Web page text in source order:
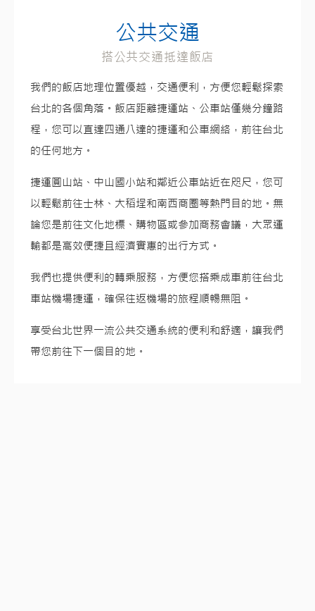
公共交通
搭公共交通抵達飯店
我們的飯店地理位置優越，交通便利，方便您輕鬆探索
台北的各個角落。飯店距離捷運站、公車站僅幾分鐘路
程，您可以直達四通八達的捷運和公車網絡，前往台北
的任何地方。
捷運圓山站、中山國小站和鄰近公車站近在咫尺，您可
以輕鬆前往士林、大稻埕和南西商圈等熱門目的地。無
論您是前往文化地標、購物區或參加商務會議，大眾運
輸都是高效便捷且經濟實惠的出行方式。
我們也提供便利的轉乘服務，方便您搭乘成車前往台北
車站機場捷運，確保往返機場的旅程順暢無阻。
享受台北世界一流公共交通系統的便利和舒適，讓我們
帶您前往下一個目的地。